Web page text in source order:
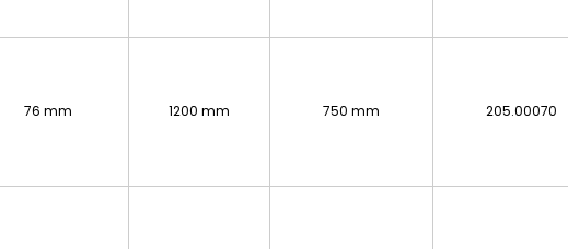
76 mm 1200 mm 750 mm 205.00070